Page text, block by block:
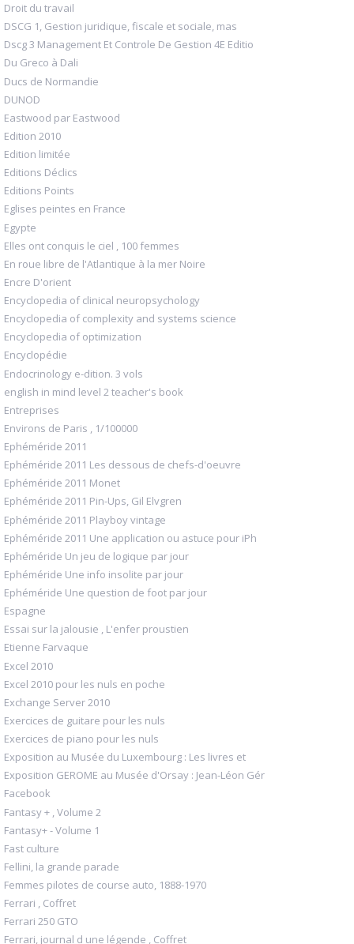
Droit du travail
DSCG 1, Gestion juridique, fiscale et sociale, mas
Dscg 3 Management Et Controle De Gestion 4E Editio
Du Greco à Dali
Ducs de Normandie
DUNOD
Eastwood par Eastwood
Edition 2010
Edition limitée
Editions Déclics
Editions Points
Eglises peintes en France
Egypte
Elles ont conquis le ciel , 100 femmes
En roue libre de l'Atlantique à la mer Noire
Encre D'orient
Encyclopedia of clinical neuropsychology
Encyclopedia of complexity and systems science
Encyclopedia of optimization
Encyclopédie
Endocrinology e-dition. 3 vols
english in mind level 2 teacher's book
Entreprises
Environs de Paris , 1/100000
Ephéméride 2011
Ephéméride 2011 Les dessous de chefs-d'oeuvre
Ephéméride 2011 Monet
Ephéméride 2011 Pin-Ups, Gil Elvgren
Ephéméride 2011 Playboy vintage
Ephéméride 2011 Une application ou astuce pour iPh
Ephéméride Un jeu de logique par jour
Ephéméride Une info insolite par jour
Ephéméride Une question de foot par jour
Espagne
Essai sur la jalousie , L'enfer proustien
Etienne Farvaque
Excel 2010
Excel 2010 pour les nuls en poche
Exchange Server 2010
Exercices de guitare pour les nuls
Exercices de piano pour les nuls
Exposition au Musée du Luxembourg : Les livres et
Exposition GEROME au Musée d'Orsay : Jean-Léon Gér
Facebook
Fantasy + , Volume 2
Fantasy+ - Volume 1
Fast culture
Fellini, la grande parade
Femmes pilotes de course auto, 1888-1970
Ferrari , Coffret
Ferrari 250 GTO
Ferrari, journal d une légende , Coffret